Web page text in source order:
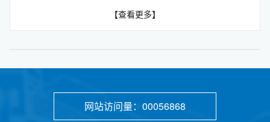
【查看更多】
网站访问量： 00056868